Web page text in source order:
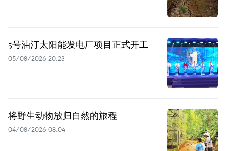
5号油汀太阳能发电厂项目正式开工
05/08/2026 20:23
将野生动物放归自然的旅程
04/08/2026 08:04